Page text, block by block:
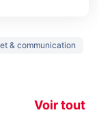
& communication
Voir tout